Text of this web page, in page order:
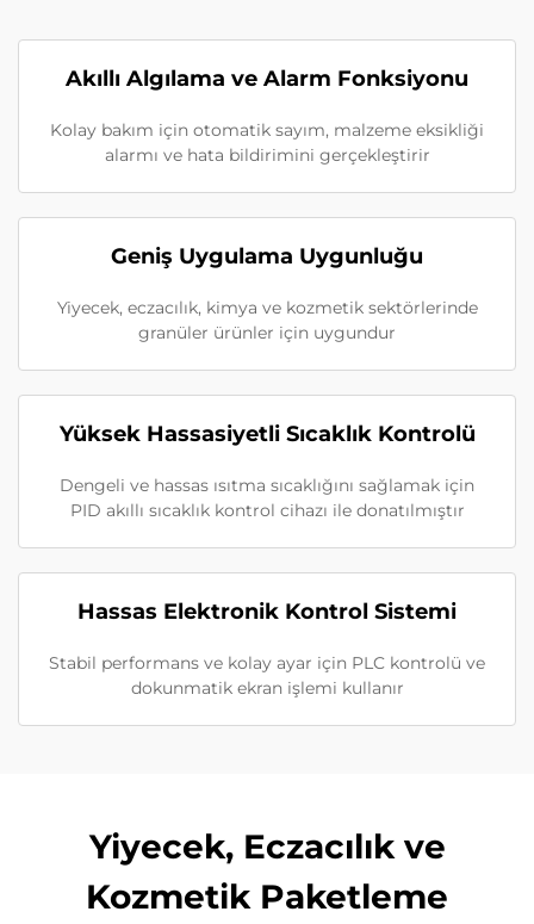
Akıllı Algılama ve Alarm Fonksiyonu
Kolay bakım için otomatik sayım, malzeme eksikliği
alarmı ve hata bildirimini gerçekleştirir
Geniş Uygulama Uygunluğu
Yiyecek, eczacılık, kimya ve kozmetik sektörlerinde
granüler ürünler için uygundur
Yüksek Hassasiyetli Sıcaklık Kontrolü
Dengeli ve hassas ısıtma sıcaklığını sağlamak için
PID akıllı sıcaklık kontrol cihazı ile donatılmıştır
Hassas Elektronik Kontrol Sistemi
Stabil performans ve kolay ayar için PLC kontrolü ve
dokunmatik ekran işlemi kullanır
Yiyecek, Eczacılık ve
Kozmetik Paketleme